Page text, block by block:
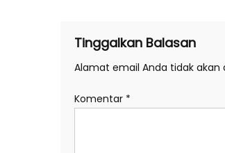
Tinggalkan Balasan
Alamat email Anda tidak akan
Komentar *